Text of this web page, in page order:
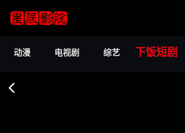
动漫 电视剧 综艺 下饭短剧